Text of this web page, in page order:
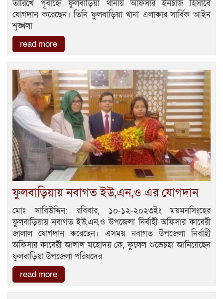
তারিখে পূর্বাহ্নে ফুলবাড়িয়া থানায় অফিসার ইনচার্জ হিসাবে
যোগদান করেছেন। তিনি ফুলবাড়িয়া থানা এলাকার সার্বিক আইন
শৃঙ্খলা
read more
ফুলবাড়িয়ায় নবাগত ইউ,এন,ও এর যোগদান
মোঃ সাবিউদ্দিন: রবিবার, ১০-১২-২০২৩ইং ময়মনসিংহের
ফুলবাড়িয়ায় নবাগত ইউ,এন,ও উপজেলা নির্বাহী অফিসার কাবেরী
জালাল যোগদান করেছেন। এসময় নবাগত উপজেলা নির্বাহী
অফিসার কাবেরী জালাল মহোদয় কে, ফুলেল শুভেচছা জানিয়েছেন
ফুলবাড়িয়া উপজেলা পরিষদের
read more